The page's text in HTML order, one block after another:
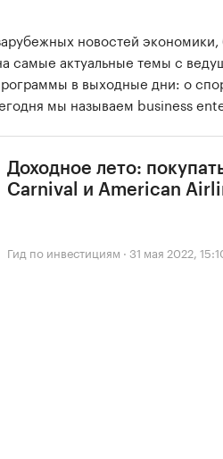
новостей экономики,
самые актуальные темы с
в выходные дни: о
мы называем business
Доходное лето:
Carnival и American
Гид по инвестициям · 31 мая 2022,